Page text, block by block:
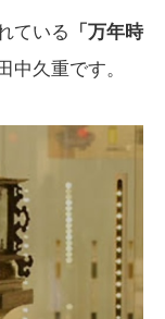
ている
「万年時
中久重です。